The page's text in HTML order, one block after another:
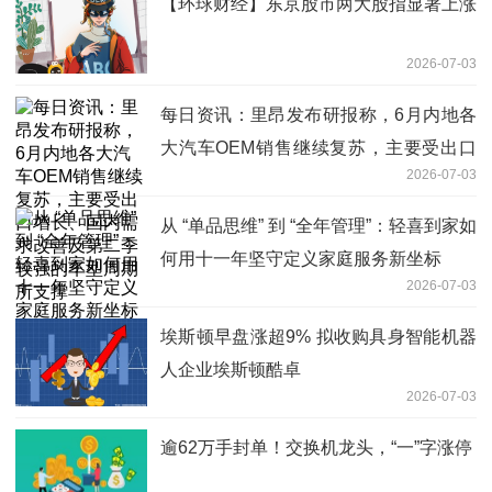
2026-07-03
每日资讯：里昂发布研报称，6月内地各
大汽车OEM销售继续复苏，主要受出口
增长、国内需求改善及第二季较强的车型
周期所支撑
2026-07-03
从 “单品思维” 到 “全年管理”：轻喜到家如
何用十一年坚守定义家庭服务新坐标
2026-07-03
埃斯顿早盘涨超9% 拟收购具身智能机器
人企业埃斯顿酷卓
2026-07-03
逾62万手封单！交换机龙头，“一”字涨停